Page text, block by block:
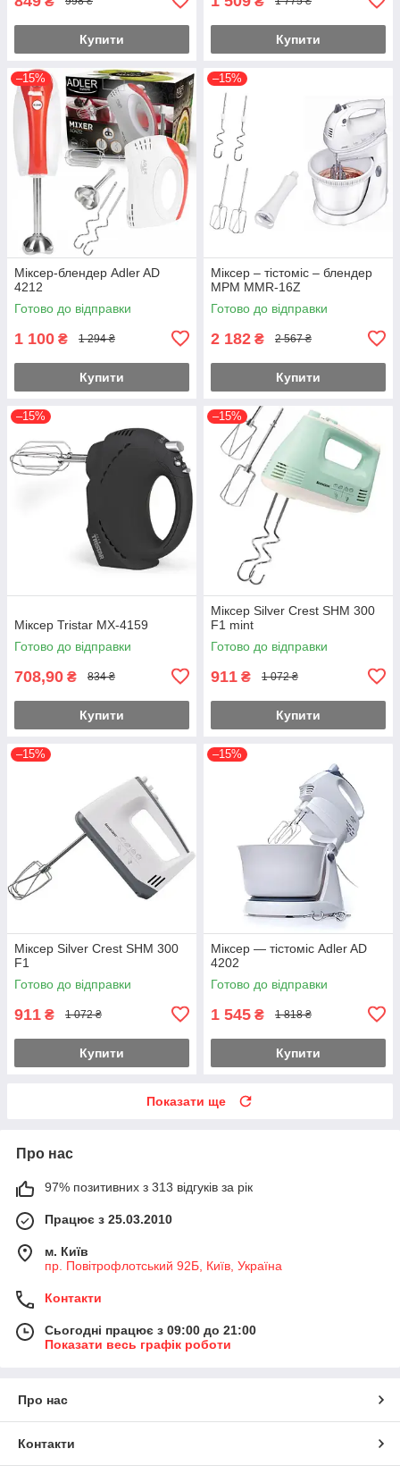
Купити Купити
–15%
Міксер-блендер Adler AD
4212
Готово до відправки
1 100 ₴ 1 294 ₴
Купити
–15%
Міксер – тістоміс – блендер
MPM MMR-16Z
Готово до відправки
2 182 ₴ 2 567 ₴
Купити
–15%
Міксер Tristar MX-4159
Готово до відправки
708,90 ₴ 834 ₴
Купити
–15%
Міксер Silver Crest SHM 300
F1 mint
Готово до відправки
911 ₴ 1 072 ₴
Купити
–15%
Міксер Silver Crest SHM 300
F1
Готово до відправки
911 ₴ 1 072 ₴
Купити
–15%
Міксер — тістоміс Adler AD
4202
Готово до відправки
1 545 ₴ 1 818 ₴
Купити
Показати ще
Про нас
97% позитивних з 313 відгуків за рік
Працює з 25.03.2010
м. Київ
пр. Повітрофлотський 92Б, Київ, Україна
Контакти
Сьогодні працює з 09:00 до 21:00
Показати весь графік роботи
Про нас
Контакти